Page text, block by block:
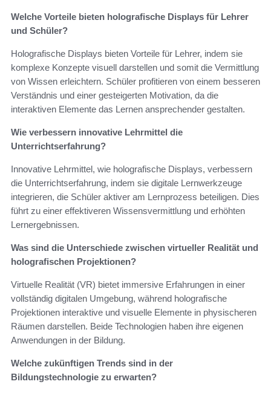
Welche Vorteile bieten holografische Displays für Lehrer
und Schüler?
Holografische Displays bieten Vorteile für Lehrer, indem sie
komplexe Konzepte visuell darstellen und somit die Vermittlung
von Wissen erleichtern. Schüler profitieren von einem besseren
Verständnis und einer gesteigerten Motivation, da die
interaktiven Elemente das Lernen ansprechender gestalten.
Wie verbessern innovative Lehrmittel die
Unterrichtserfahrung?
Innovative Lehrmittel, wie holografische Displays, verbessern
die Unterrichtserfahrung, indem sie digitale Lernwerkzeuge
integrieren, die Schüler aktiver am Lernprozess beteiligen. Dies
führt zu einer effektiveren Wissensvermittlung und erhöhten
Lernergebnissen.
Was sind die Unterschiede zwischen virtueller Realität und
holografischen Projektionen?
Virtuelle Realität (VR) bietet immersive Erfahrungen in einer
vollständig digitalen Umgebung, während holografische
Projektionen interaktive und visuelle Elemente in physischeren
Räumen darstellen. Beide Technologien haben ihre eigenen
Anwendungen in der Bildung.
Welche zukünftigen Trends sind in der
Bildungstechnologie zu erwarten?